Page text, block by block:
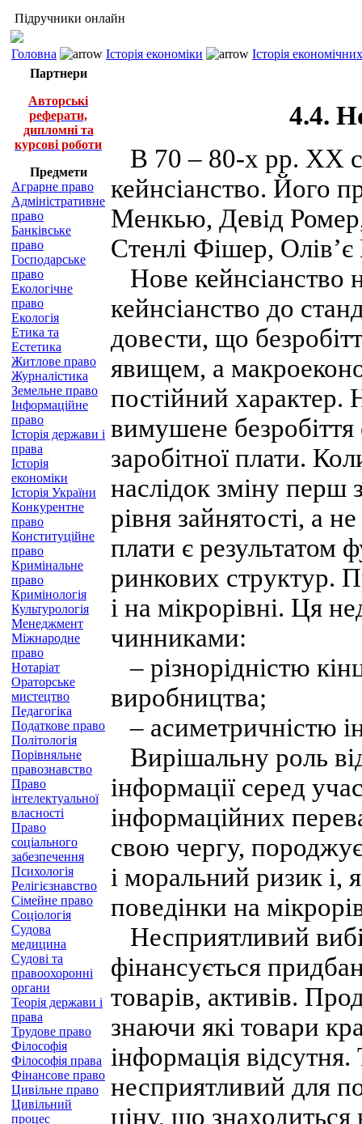
Підручники онлайн
Головна Історія економіки
Історія
Партнери
Авторські
реферати,
дипломні та
курсові роботи
Предмети
Аграрне право
Адміністративне
право
Банківське
право
Господарське
право
Екологічне
право
Екологія
Етика та
Естетика
Житлове право
Журналістика
Земельне право
Інформаційне
право
Історія держави і
права
Історія
економіки
Історія України
Конкурентне
право
Конституційне
право
Кримінальне
право
Кримінологія
Культурологія
Менеджмент
Міжнародне
право
Нотаріат
Ораторське
мистецтво
Педагогіка
Податкове право
Політологія
Порівняльне
правознавство
Право
інтелектуальної
власності
Право
соціального
забезпечення
Психологія
Релігієзнавство
Сімейне право
Соціологія
Судова
медицина
Судові та
правоохоронні
органи
Теорія держави і
права
Трудове право
Філософія
Філософія права
Фінансове право
Цивільне право
Цивільний
процес
4.4.
В 70 – 80-х рр. ХХ
кейнсіанство. Його
Менкью, Девід
Стенлі Фішер,
Нове кейнсіанство
кейнсіанство до
довести, що
явищем, а
постійний характер.
вимушене безробіття
заробітної плати.
наслідок зміну перш
рівня зайнятості, а
плати є результатом
ринкових структур.
і на мікрорівні. Ця
чинниками:
– різнорідністю
виробництва;
– асиметричністю
Вирішальну роль
інформації серед
інформаційних
свою чергу,
і моральний ризик і,
поведінки на
Несприятливий
фінансується
товарів, активів.
знаючи які товари
інформація
несприятливий для
ціну, що